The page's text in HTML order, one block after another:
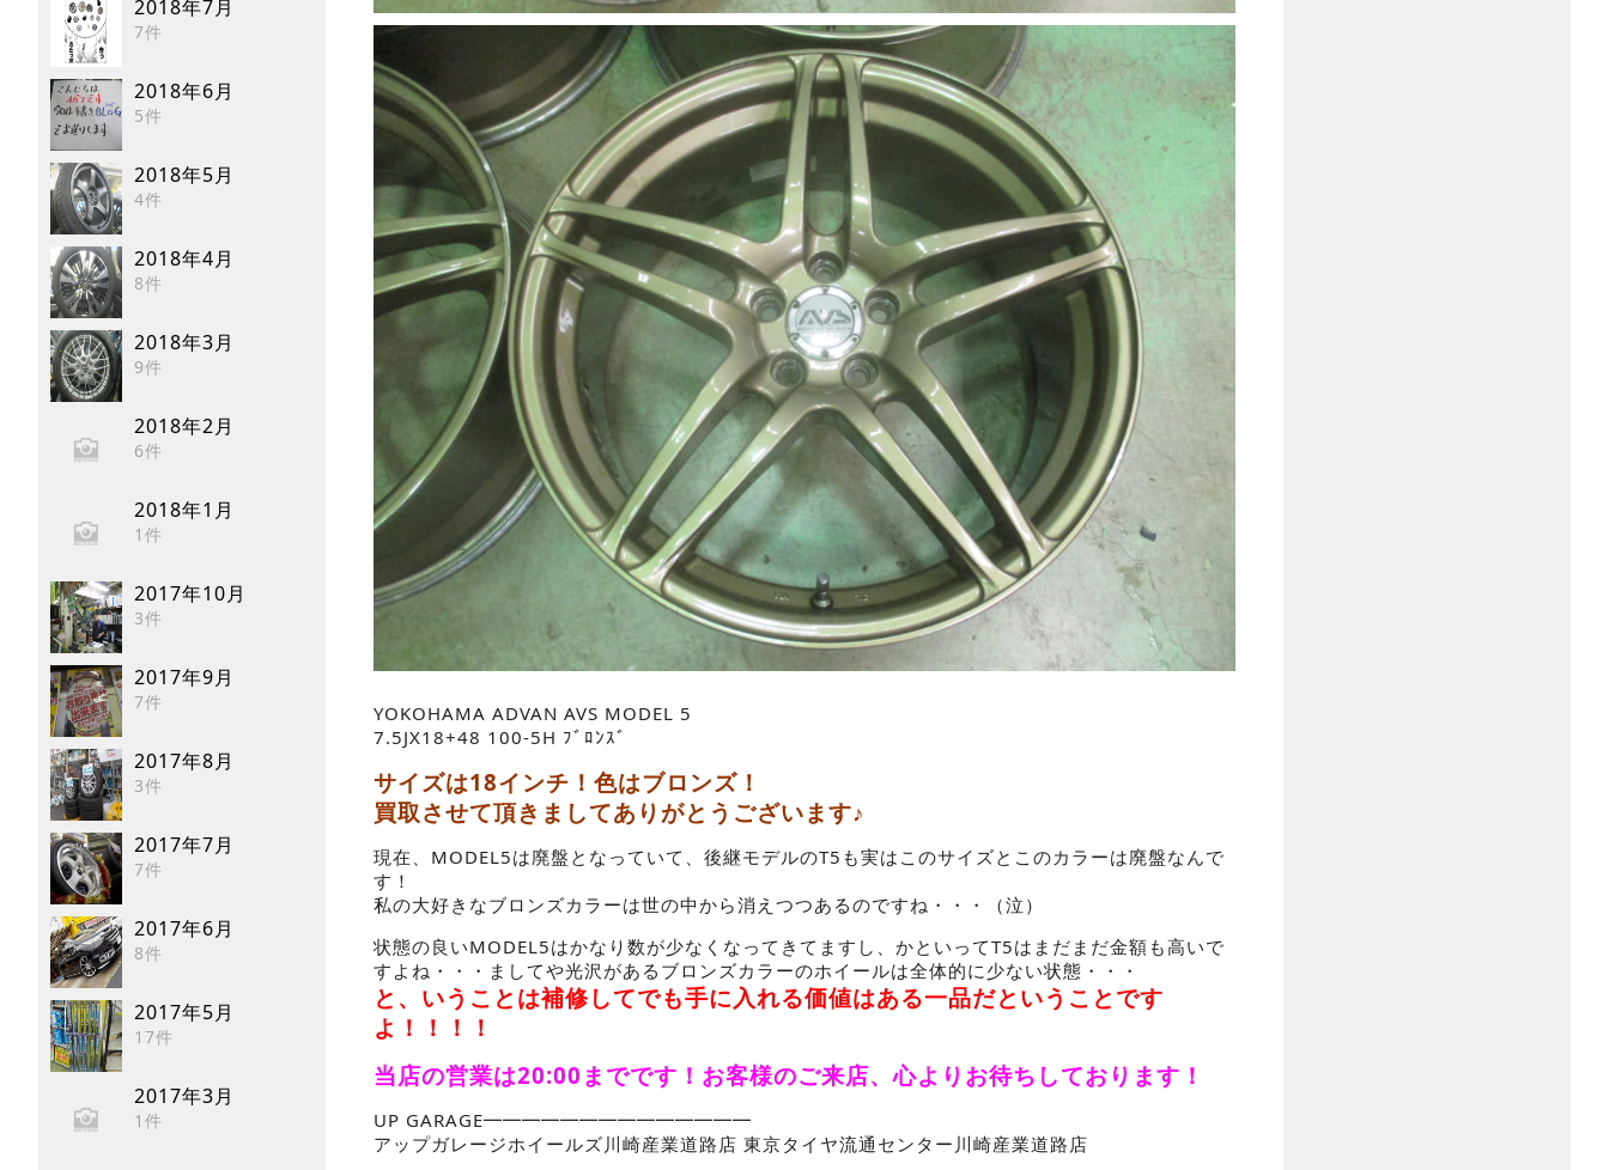
2018年7月
7件
2018年6月
5件
2018年5月
4件
2018年4月
8件
2018年3月
9件
2018年2月
6件
2018年1月
1件
2017年10月
3件
2017年9月
7件
2017年8月
3件
2017年7月
7件
2017年6月
8件
2017年5月
17件
2017年3月
1件
YOKOHAMA ADVAN AVS MODEL 5
7.5JX18+48 100-5H ﾌﾞﾛﾝｽﾞ
サイズは18インチ！色はブロンズ！
買取させて頂きましてありがとうございます♪
現在、MODEL5は廃盤となっていて、後継モデルのT5も実はこのサイズとこのカラーは廃盤なんで
す！
私の大好きなブロンズカラーは世の中から消えつつあるのですね・・・（泣）
状態の良いMODEL5はかなり数が少なくなってきてますし、かといってT5はまだまだ金額も高いで
すよね・・・ましてや光沢があるブロンズカラーのホイールは全体的に少ない状態・・・
と、いうことは補修してでも手に入れる価値はある一品だということです
よ！！！！
当店の営業は20:00までです！お客様のご来店、心よりお待ちしております！
UP GARAGE━━━━━━━━━━━━━━
アップガレージホイールズ川崎産業道路店 東京タイヤ流通センター川崎産業道路店